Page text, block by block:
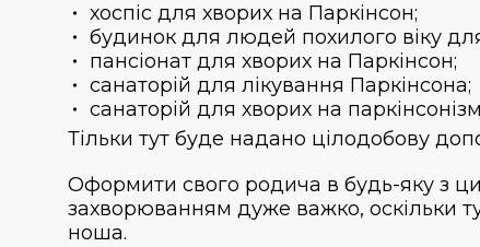
хоспіс для хворих на Паркінсон;
будинок для людей похилого віку
пансіонат для хворих на Паркінсон;
санаторій для лікування Паркінсона;
санаторій для хворих на
Тільки тут буде надано цілодобову
Оформити свого родича в будь-яку з
захворюванням дуже важко, оскільки
ноша.